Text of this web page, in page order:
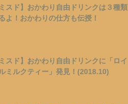
ミスド】おかわり自由ドリンクは３種類
よ！おかわりの仕方も伝授！
ミスド】おかわり自由ドリンクに「ロイ
ミルクティー」発見！(2018.10)